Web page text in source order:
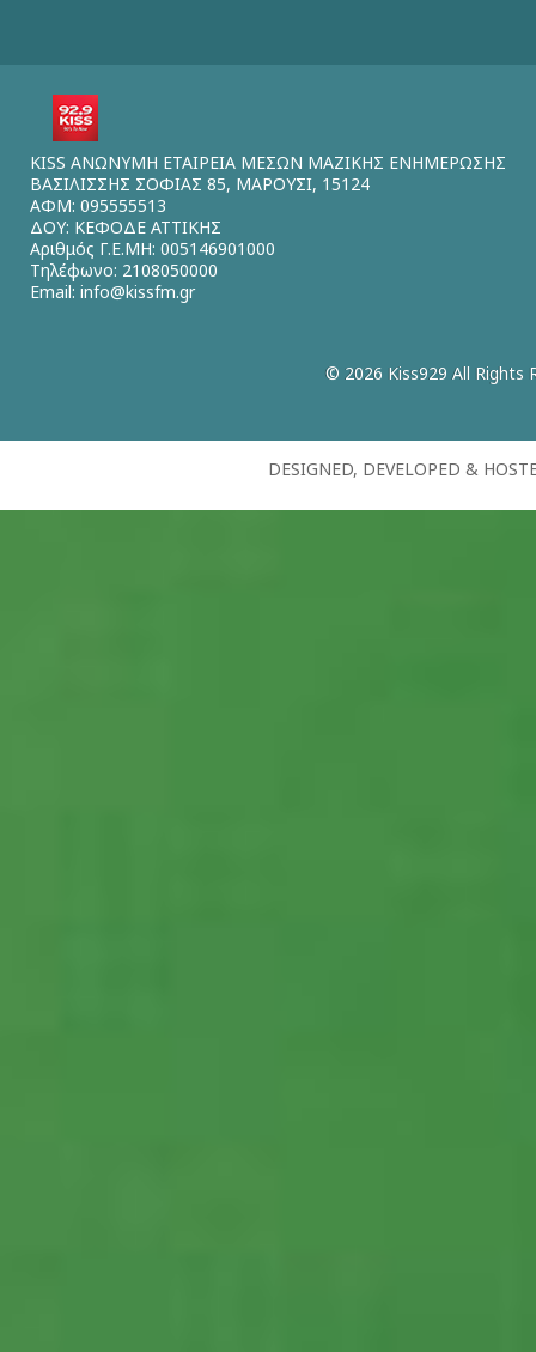
KISS ΑΝΩΝΥΜΗ ΕΤΑΙΡΕΙΑ ΜΕΣΩΝ ΜΑΖΙΚΗΣ ΕΝΗΜΕΡΩΣΗΣ
ΒΑΣΙΛΙΣΣΗΣ ΣΟΦΙΑΣ 85, ΜΑΡΟΥΣΙ, 15124
ΑΦΜ: 095555513
ΔΟΥ: ΚΕΦΟΔΕ ΑΤΤΙΚΗΣ
Αριθμός Γ.Ε.ΜΗ: 005146901000
Τηλέφωνο: 2108050000
Email: info@kissfm.gr
© 2026 Kiss929 All Rights
DESIGNED, DEVELOPED &